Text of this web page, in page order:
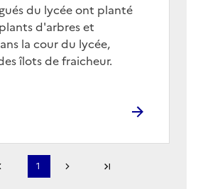
du lycée ont planté
d'arbres et
la cour du lycée,
îlots de fraicheur.
page
Page précédente
1
Page suivanteDernière page